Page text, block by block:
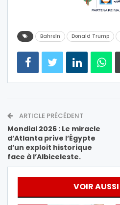
Bahreïn Donald Trump
ARTICLE PRÉCÉDENT
Mondial 2026 : Le miracle
d’Atlanta prive l’Égypte
d’un exploit historique
face à l’Albiceleste.
VOIR AUSSI